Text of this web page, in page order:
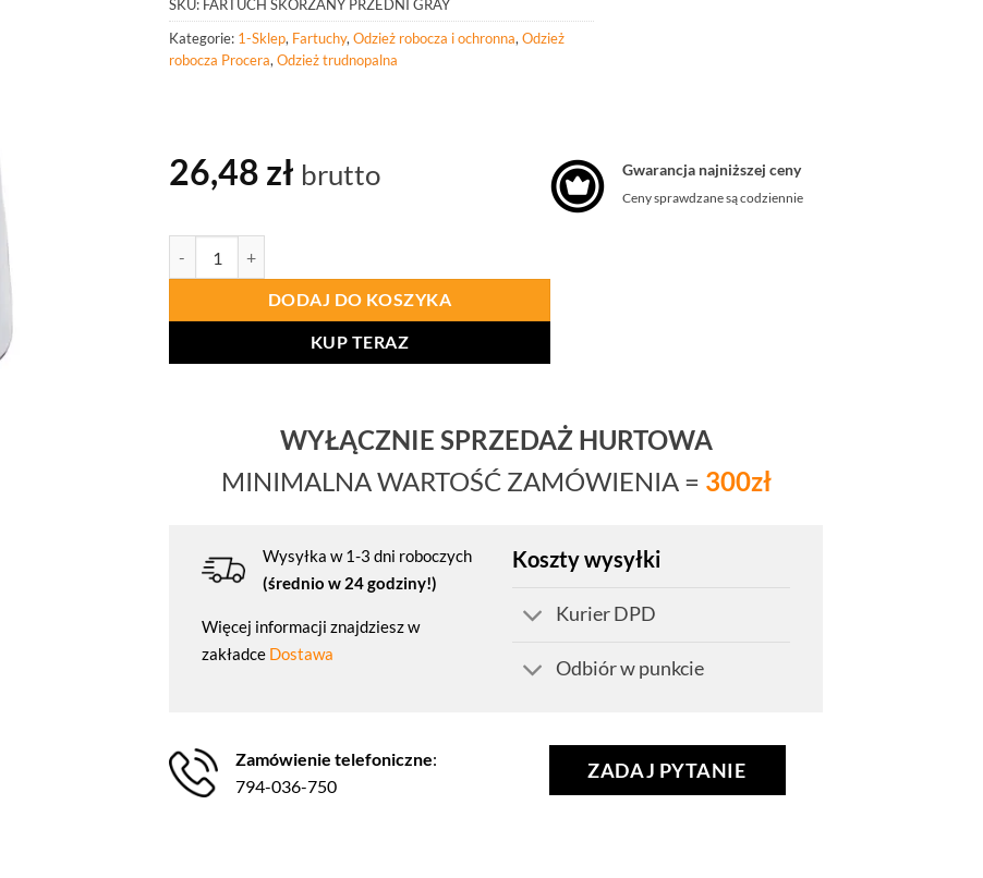
SKU: FARTUCH SKÓRZANY PRZEDNI GRAY
Kategorie: 1-Sklep, Fartuchy, Odzież robocza i ochronna, Odzież
robocza Procera, Odzież trudnopalna
26,48 zł brutto
DODAJ DO KOSZYKA
KUP TERAZ
Gwarancja najniższej ceny
Ceny sprawdzane są codziennie
WYŁĄCZNIE SPRZEDAŻ HURTOWA
MINIMALNA WARTOŚĆ ZAMÓWIENIA = 300zł
Wysyłka w 1-3 dni roboczych
(średnio w 24 godziny!)
Więcej informacji znajdziesz w
zakładce Dostawa
Koszty wysyłki
Kurier DPD
Odbiór w punkcie
Zamówienie telefoniczne:
794-036-750
ZADAJ PYTANIE